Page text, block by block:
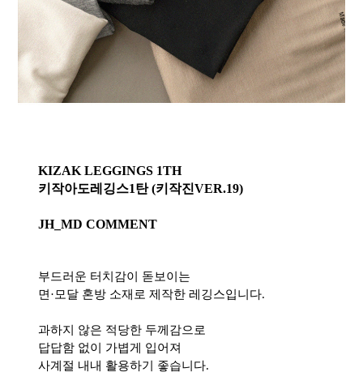
KIZAK LEGGINGS 1TH
키작아도레깅스1탄 (키작진VER.19)
JH_MD COMMENT
부드러운 터치감이 돋보이는
면·모달 혼방 소재로 제작한 레깅스입니다.
과하지 않은 적당한 두께감으로
답답함 없이 가볍게 입어져
사계절 내내 활용하기 좋습니다.